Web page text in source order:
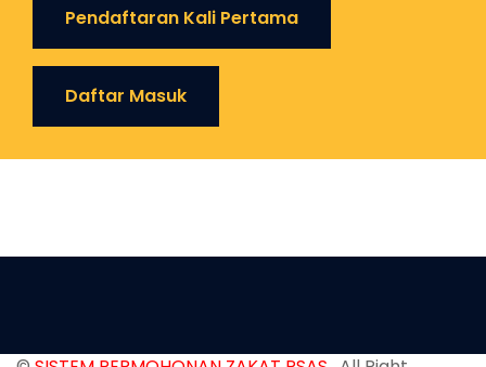
Pendaftaran Kali Pertama
Daftar Masuk